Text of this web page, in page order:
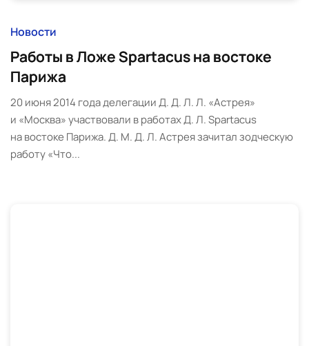
Новости
Работы в Ложе Spartacus на востоке
Парижа
20 июня 2014 года делегации Д. Д. Л. Л. «Астрея»
и «Москва» участвовали в работах Д. Л. Spartacus
на востоке Парижа. Д. М. Д. Л. Астрея зачитал зодческую
работу «Что...